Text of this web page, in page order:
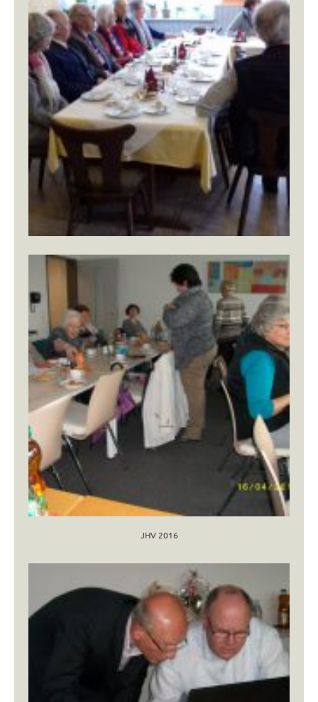
JHV 2016